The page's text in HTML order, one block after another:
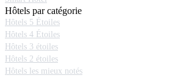
Hôtels par catégorie
Hôtels 5 Étoiles
Hôtels 4 Étoiles
Hôtels 3 étoiles
Hôtels 2 étoiles
Hôtels les mieux notés